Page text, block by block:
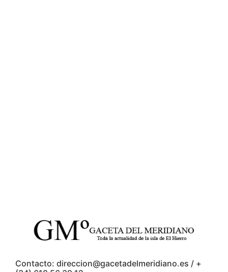
Contacto: direccion@gacetadelmeridiano.es / +